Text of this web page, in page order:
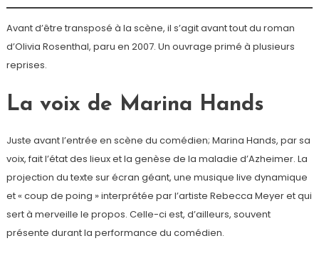
Avant d’être transposé à la scène, il s’agit avant tout du roman
d’Olivia Rosenthal, paru en 2007. Un ouvrage primé à plusieurs
reprises.
La voix de Marina Hands
Juste avant l’entrée en scène du comédien; Marina Hands, par sa
voix, fait l’état des lieux et la genèse de la maladie d’Azheimer. La
projection du texte sur écran géant, une musique live dynamique
et « coup de poing » interprétée par l’artiste Rebecca Meyer et qui
sert à merveille le propos. Celle-ci est, d’ailleurs, souvent
présente durant la performance du comédien.